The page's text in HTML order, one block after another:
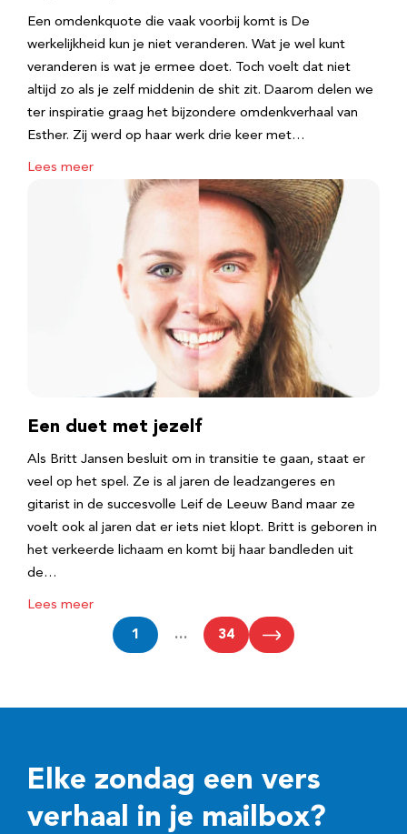
Een omdenkquote die vaak voorbij komt is De
werkelijkheid kun je niet veranderen. Wat je wel kunt
veranderen is wat je ermee doet. Toch voelt dat niet
altijd zo als je zelf middenin de shit zit. Daarom delen we
ter inspiratie graag het bijzondere omdenkverhaal van
Esther. Zij werd op haar werk drie keer met…
Lees meer
Een duet met jezelf
Als Britt Jansen besluit om in transitie te gaan, staat er
veel op het spel. Ze is al jaren de leadzangeres en
gitarist in de succesvolle Leif de Leeuw Band maar ze
voelt ook al jaren dat er iets niet klopt. Britt is geboren in
het verkeerde lichaam en komt bij haar bandleden uit
de…
Lees meer
1 … 34
Elke zondag een vers
verhaal in je mailbox?